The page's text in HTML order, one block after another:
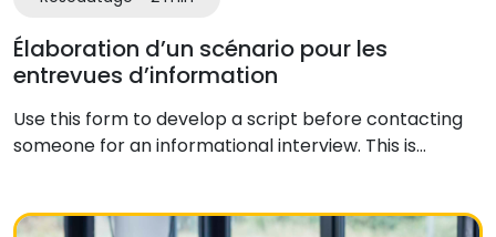
Élaboration d’un scénario pour les
entrevues d’information
Use this form to develop a script before contacting
someone for an informational interview. This is…